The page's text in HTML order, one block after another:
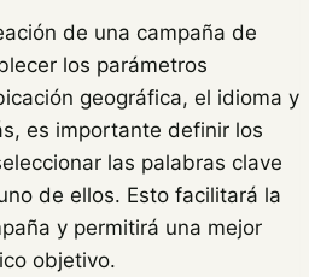
de una campaña de
los parámetros
geográfica, el idioma y
es importante definir los
las palabras clave
de ellos. Esto facilitará la
y permitirá una mejor
objetivo.